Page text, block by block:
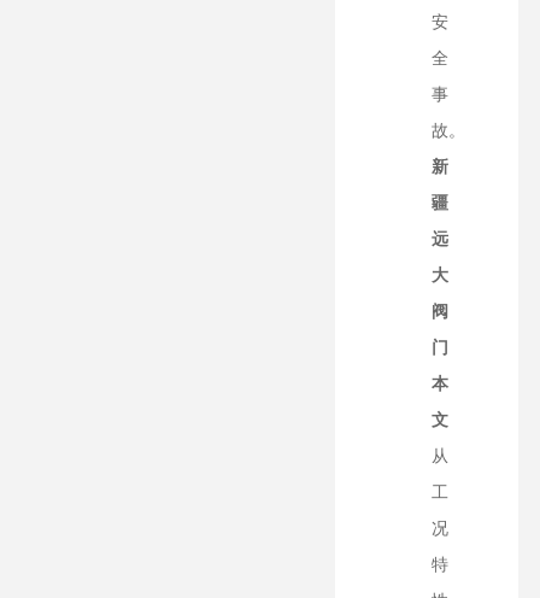
安
全
事
故。
新
疆
远
大
阀
门
本
文
从
工
况
特